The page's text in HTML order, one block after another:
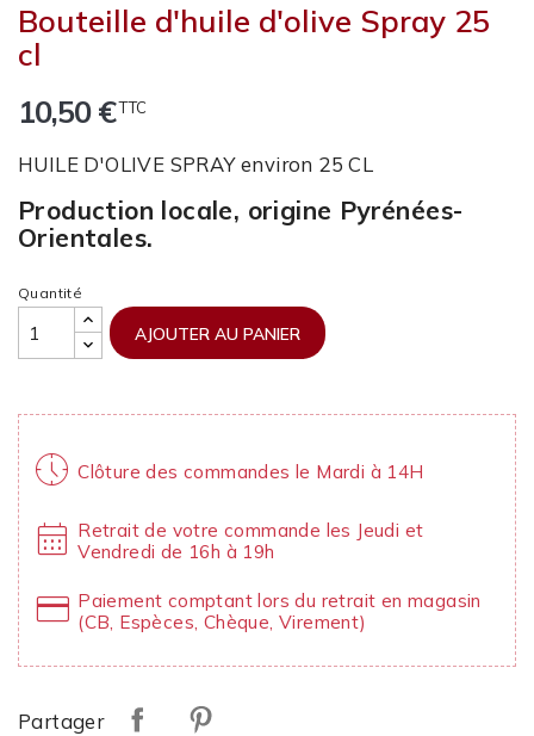
Bouteille d'huile d'olive Spray 25
cl
10,50 €TTC
HUILE D'OLIVE SPRAY environ 25 CL
Production locale, origine Pyrénées-
Orientales.
Quantité
AJOUTER AU PANIER
nest_clock_farsight_analog Clôture des commandes le Mardi à 14H
calendar_month Retrait de votre commande les Jeudi et
Vendredi de 16h à 19h
credit_card Paiement comptant lors du retrait en magasin
(CB, Espèces, Chèque, Virement)
Partager